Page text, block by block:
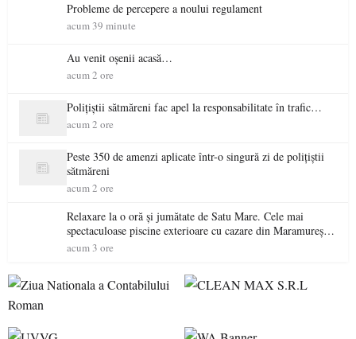
Probleme de percepere a noului regulament
acum 39 minute
Au venit oșenii acasă…
acum 2 ore
Polițiștii sătmăreni fac apel la responsabilitate în trafic…
acum 2 ore
Peste 350 de amenzi aplicate într-o singură zi de polițiștii
sătmăreni
acum 2 ore
Relaxare la o oră și jumătate de Satu Mare. Cele mai
spectaculoase piscine exterioare cu cazare din Maramureș,
ideale pentru o escapadă de vară
acum 3 ore